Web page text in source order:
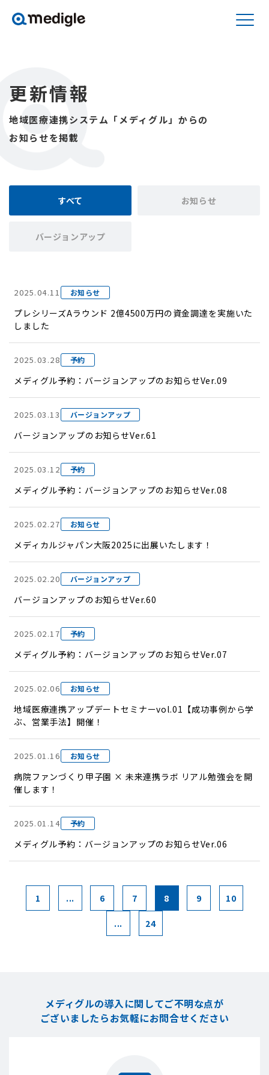
更新情報
地域医療連携システム「メディグル」からの
お知らせを掲載
すべて お知らせ
バージョンアップ
2025.04.11 お知らせ
プレシリーズAラウンド 2億4500万円の資金調達を実施いた
しました
2025.03.28 予約
メディグル予約：バージョンアップのお知らせVer.09
2025.03.13 バージョンアップ
バージョンアップのお知らせVer.61
2025.03.12 予約
メディグル予約：バージョンアップのお知らせVer.08
2025.02.27 お知らせ
メディカルジャパン大阪2025に出展いたします！
2025.02.20 バージョンアップ
バージョンアップのお知らせVer.60
2025.02.17 予約
メディグル予約：バージョンアップのお知らせVer.07
2025.02.06 お知らせ
地域医療連携アップデートセミナーvol.01【成功事例から学
ぶ、営業手法】開催！
2025.01.16 お知らせ
病院ファンづくり甲子園 × 未来連携ラボ リアル勉強会を開
催します！
2025.01.14 予約
メディグル予約：バージョンアップのお知らせVer.06
1 ... 6 7 8 9 10
... 24
メディグルの導入に関してご不明な点が
ございましたらお気軽にお問合せください